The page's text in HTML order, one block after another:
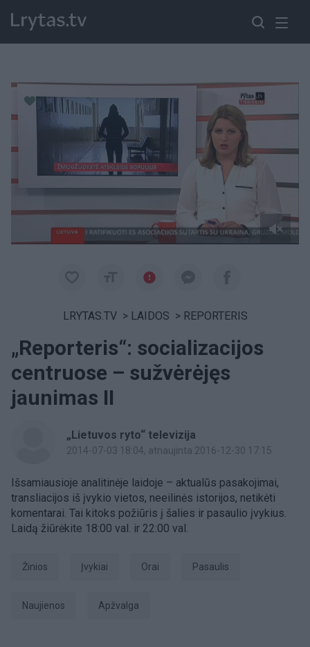
Paremkite Ukrainą
LRYTAS.TV > LAIDOS > REPORTERIS
„Reporteris“: socializacijos
centruose – sužvėrėjęs
jaunimas II
„Lietuvos ryto“ televizija
2014-07-03 18:04, atnaujinta 2016-12-30 17:15
Išsamiausioje analitinėje laidoje – aktualūs pasakojimai,
transliacijos iš įvykio vietos, neeilinės istorijos, netikėti
komentarai. Tai kitoks požiūris į šalies ir pasaulio įvykius.
Laidą žiūrėkite 18:00 val. ir 22:00 val.
Žinios Įvykiai Orai pasaulis
Naujienos Apžvalga